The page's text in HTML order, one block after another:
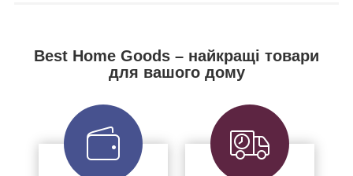
Best Home Goods – найкращі товари
для вашого дому